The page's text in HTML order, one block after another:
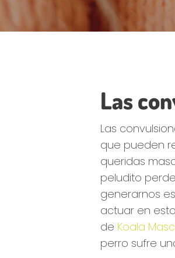
Las
Las
que pueden
queridas
peludito
generarnos
actuar en
de Koala
perro sufre